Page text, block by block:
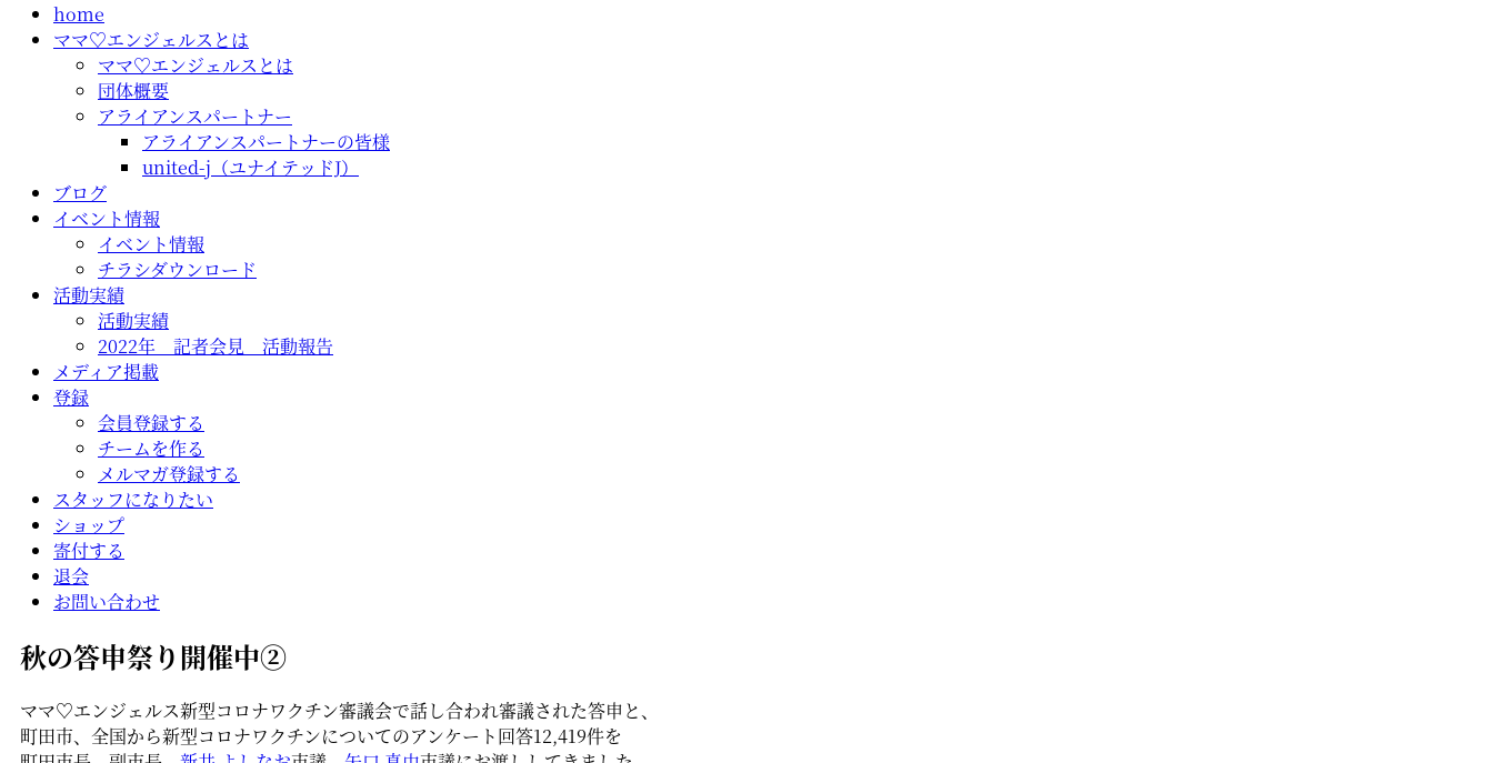
home
ママ♡エンジェルスとは
ママ♡エンジェルスとは
団体概要
アライアンスパートナー
アライアンスパートナーの皆様
united-j（ユナイテッドJ）
ブログ
イベント情報
イベント情報
チラシダウンロード
活動実績
活動実績
2022年 記者会見 活動報告
メディア掲載
登録
会員登録する
チームを作る
メルマガ登録する
スタッフになりたい
ショップ
寄付する
退会
お問い合わせ
秋の答申祭り開催中②
ママ♡エンジェルス新型コロナワクチン審議会で話し合われ審議された答申と、
町田市、全国から新型コロナワクチンについてのアンケート回答12,419件を